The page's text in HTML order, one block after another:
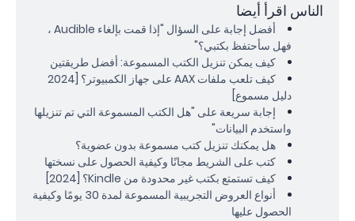
الناس اقرأ أيضا
أفضل إجابة على السؤال "إذا قمت بإلغاء Audible ،
فهل سأحتفظ بكتبي؟"
كيف يمكن تنزيل الكتب المسموعة: أفضل طريقتين
كيف تلعب ملفات AAX على جهاز الكمبيوتر؟ [2024
دليل مسموع]
إجابة سريعة على "هل الكتب المسموعة التي تم تنزيلها
واستخدم البيانات"
هل يمكنك تنزيل كتب مسموعة بدون عضوية؟
كتب على الشريط مجانًا وكيفية الحصول على نسختها
كيف تستمتع بكتب غير محدودة من Kindle؟ [2024]
أنواع العروض التجريبية المسموعة لمدة 30 يومًا وكيفية
الحصول عليها